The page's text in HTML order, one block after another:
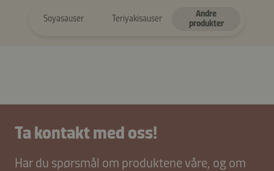
Soyasauser Teriyakisauser
Andre
produkter
Ta kontakt med oss!
Har du spørsmål om produktene våre, og om